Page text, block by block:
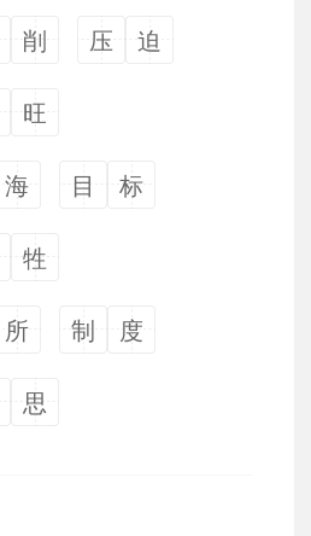
削 压 迫
旺
海 目 标
牲
所 制 度
思